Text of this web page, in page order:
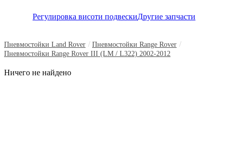
Регулировка висоти подвескиДругие запчасти
Пневмостойки Land Rover / Пневмостойки Range Rover /
Пневмостойки Range Rover III (LM / L322) 2002-2012
Ничего не найдено